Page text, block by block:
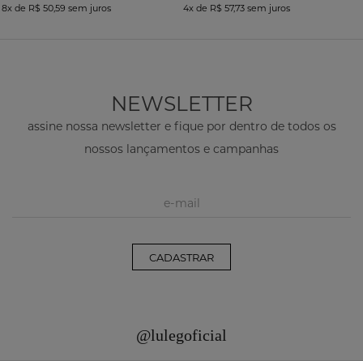
8x de R$ 50,59 sem juros 4x de R$ 57,73 sem juros
NEWSLETTER
assine nossa newsletter e fique por dentro de todos os
nossos lançamentos e campanhas
CADASTRAR
@lulegoficial